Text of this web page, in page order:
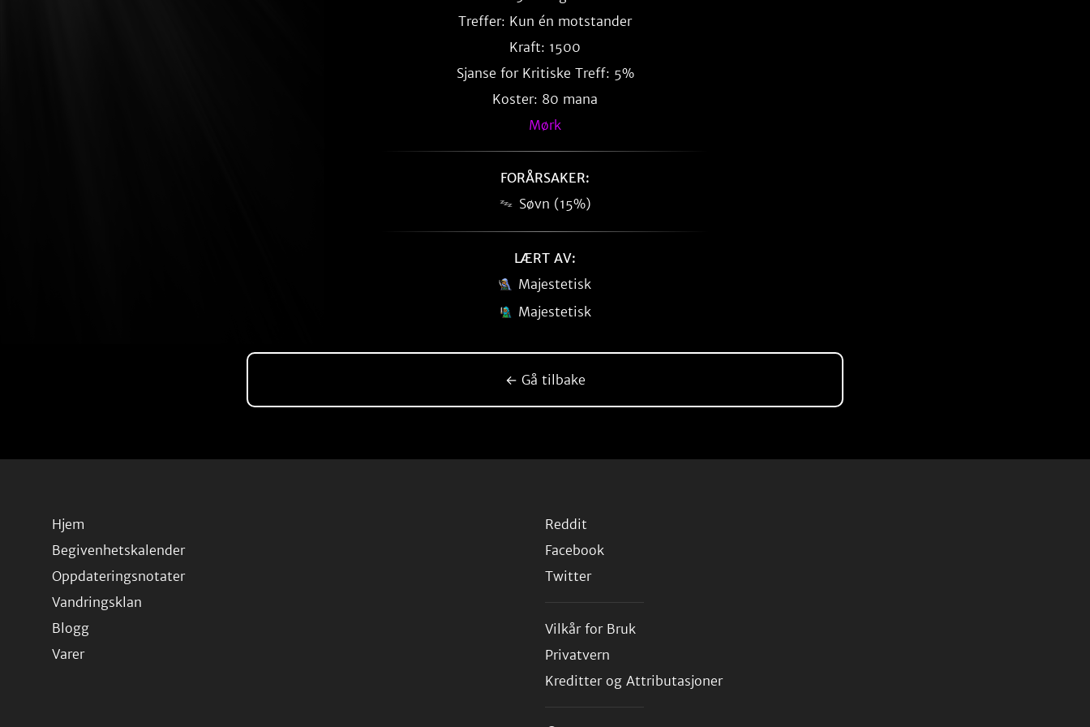
Treffer: Kun én motstander
Kraft: 1500
Sjanse for Kritiske Treff: 5%
Koster: 80 mana
Mørk
FORÅRSAKER:
Søvn (15%)
LÆRT AV:
Majestetisk
Majestetisk
← Gå tilbake
Hjem
Begivenhetskalender
Oppdateringsnotater
Vandringsklan
Blogg
Varer
Reddit
Facebook
Twitter
Vilkår for Bruk
Privatvern
Kreditter og Attributasjoner